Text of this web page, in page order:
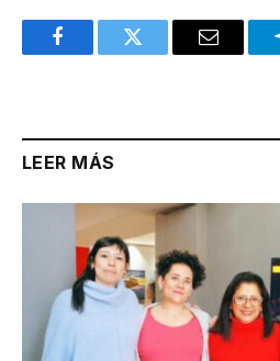
FacebookTwitter Email
LEER MÁS